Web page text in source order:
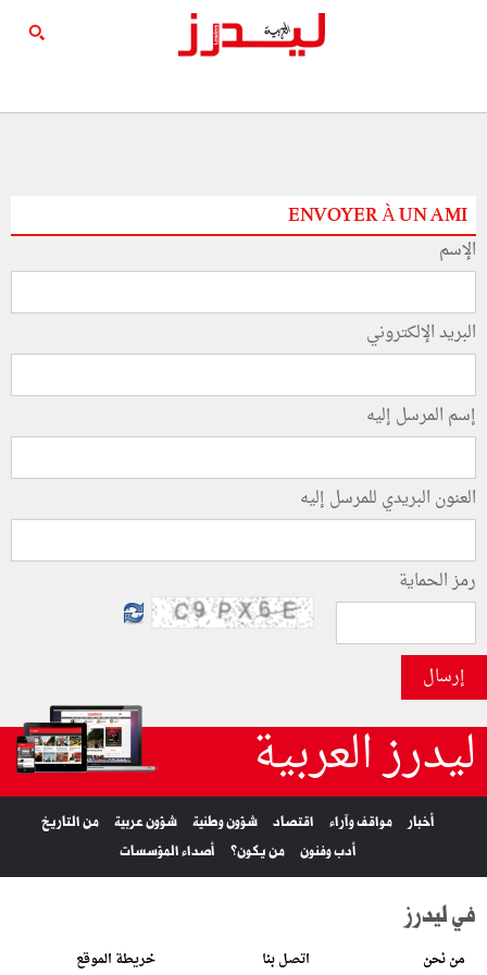
ENVOYER À UN AMI
الإسم
البريد الإلكتروني
إسم المرسل إليه
العنون البريدي للمرسل إليه
رمز الحماية
إرسال
ليدرز العربية
أخبار مواقف وآراء اقتصاد شؤون وطنية شؤون عربية
من التاريخ
أدب وفنون
من يكون؟ أصداء المؤسسات
في ليدرز
من نحن اتصل بنا خريطة الموقع